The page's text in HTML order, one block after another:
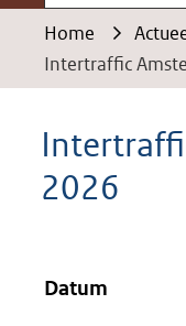
Home
Intertraffic
2026
Datum